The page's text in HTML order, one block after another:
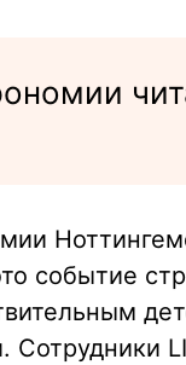
событие